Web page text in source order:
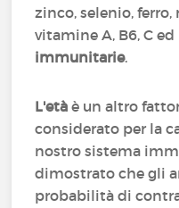
zinco, selenio,
vitamine A, B6, C
immunitarie.
L'età è un altro
considerato per la
nostro sistema
dimostrato che gli
probabilità di